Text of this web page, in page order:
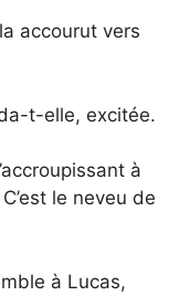
accourut vers
t-elle, excitée.
à
le neveu de
à Lucas,